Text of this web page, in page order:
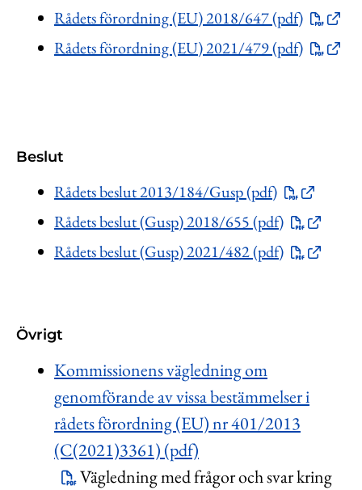
Rådets förordning (EU) 2018/647 (pdf)
Rådets förordning (EU) 2021/479 (pdf)
Beslut
Rådets beslut 2013/184/Gusp (pdf)
Rådets beslut (Gusp) 2018/655 (pdf)
Rådets beslut (Gusp) 2021/482 (pdf)
Övrigt
Kommissionens vägledning om
genomförande av vissa bestämmelser i
rådets förordning (EU) nr 401/2013
(C(2021)3361) (pdf)
Vägledning med frågor och svar kring